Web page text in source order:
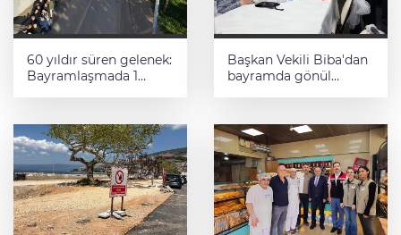
60 yıldır süren gelenek:
Bayramlaşmada 1
Başkan Vekili Biba'dan
bayramda gönül